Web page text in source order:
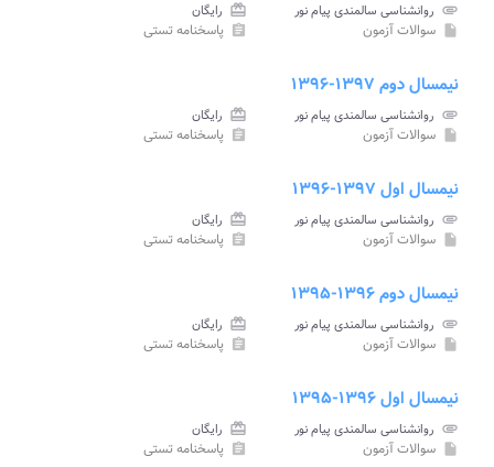
attachment روانشناسی سالمندی پیام نور card_giftcard رایگان
insert_drive_file سوالات آزمون assignment پاسخنامه تستی
نیمسال دوم ۱۳۹۷-۱۳۹۶
attachment روانشناسی سالمندی پیام نور card_giftcard رایگان
insert_drive_file سوالات آزمون assignment پاسخنامه تستی
نیمسال اول ۱۳۹۷-۱۳۹۶
attachment روانشناسی سالمندی پیام نور card_giftcard رایگان
insert_drive_file سوالات آزمون assignment پاسخنامه تستی
نیمسال دوم ۱۳۹۶-۱۳۹۵
attachment روانشناسی سالمندی پیام نور card_giftcard رایگان
insert_drive_file سوالات آزمون assignment پاسخنامه تستی
نیمسال اول ۱۳۹۶-۱۳۹۵
attachment روانشناسی سالمندی پیام نور card_giftcard رایگان
insert_drive_file سوالات آزمون assignment پاسخنامه تستی